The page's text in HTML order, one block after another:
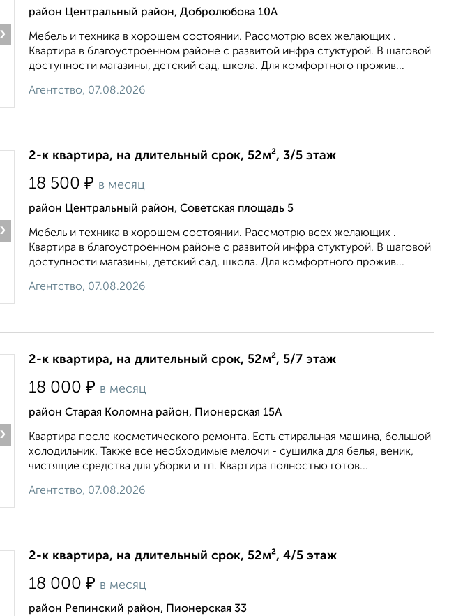
›
район Центральный район, Добролюбова 10А
Мебель и техника в хорошем состоянии. Рассмотрю всех желающих .
Квартира в благоустроенном районе с развитой инфра стуктурой. В шаговой
доступности магазины, детский сад, школа. Для комфортного прожив...
Агентство, 07.08.2026
›
2-к квартира, на длительный срок, 52м², 3/5 этаж
18 500 ₽ в месяц
район Центральный район, Советская площадь 5
Мебель и техника в хорошем состоянии. Рассмотрю всех желающих .
Квартира в благоустроенном районе с развитой инфра стуктурой. В шаговой
доступности магазины, детский сад, школа. Для комфортного прожив...
Агентство, 07.08.2026
›
2-к квартира, на длительный срок, 52м², 5/7 этаж
18 000 ₽ в месяц
район Старая Коломна район, Пионерская 15А
Квартира после косметического ремонта. Есть стиральная машина, большой
холодильник. Также все необходимые мелочи - сушилка для белья, веник,
чистящие средства для уборки и тп. Квартира полностью готов...
Агентство, 07.08.2026
2-к квартира, на длительный срок, 52м², 4/5 этаж
18 000 ₽ в месяц
район Репинский район, Пионерская 33